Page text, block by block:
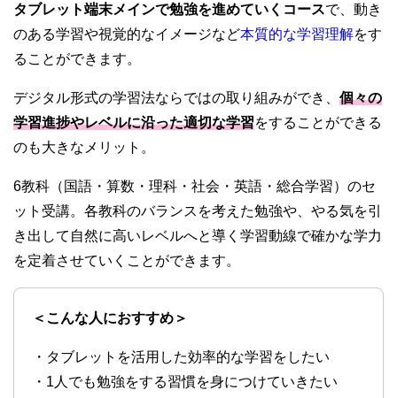
タブレット端末メインで勉強を進めていくコースで、動き
のある学習や視覚的なイメージなど本質的な学習理解をす
ることができます。
デジタル形式の学習法ならではの取り組みができ、 個々の
学習進捗やレベルに沿った適切な学習をすることができる
のも大きなメリット。
6教科（国語・算数・理科・社会・英語・総合学習）のセ
ット受講。各教科のバランスを考えた勉強や、やる気を引
き出して自然に高いレベルへと導く学習動線で確かな学力
を定着させていくことができます。
＜こんな人におすすめ＞
・タブレットを活用した効率的な学習をしたい
・1人でも勉強をする習慣を身につけていきたい